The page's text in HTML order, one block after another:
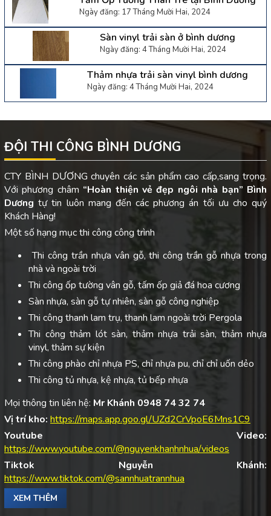
Ngày đăng: 17 Tháng Mười Hai, 2024
Sàn vinyl trải sàn ở bình dương
Ngày đăng: 4 Tháng Mười Hai, 2024
Thảm nhựa trải sàn vinyl bình dương
Ngày đăng: 4 Tháng Mười Hai, 2024
ĐỘI THI CÔNG BÌNH DƯƠNG
CTY BÌNH DƯƠNG chuyên các sản phẩm cao cấp,sang trọng.
Với phương châm “Hoàn thiện vẻ đẹp ngôi nhà bạn” Bình
Dươngtự tin luôn mang đến các phương án tối ưu cho quý
Khách Hàng!
Một số hạng mục thi công công trình
Thi công trần nhựa vân gỗ, thi công trần gỗ nhựa trong
nhà và ngoài trời
Thi công ốp tường vân gỗ, tấm ốp giả đá hoa cương
Sàn nhựa, sàn gỗ tự nhiên, sàn gỗ công nghiệp
Thi công thanh lam trụ, thanh lam ngoài trời Pergola
Thi công thảm lót sàn, thảm nhựa trải sàn, thảm nhựa
vinyl, thảm sự kiện
Thi công phào chỉ nhựa PS, chỉ nhựa pu, chỉ chỉ uốn dẻo
Thi công tủ nhựa, kệ nhựa, tủ bếp nhựa
Mọi thông tin liên hệ: Mr Khánh 0948 74 32 74
Vị trí kho: https://maps.app.goo.gl/UZd2CrVpoE6Mns1C9
Youtube Video:
https://www.youtube.com/@nguyenkhanhnhua/videos
Tiktok Nguyễn Khánh:
https://www.tiktok.com/@sannhuatrannhua
XEM THÊM